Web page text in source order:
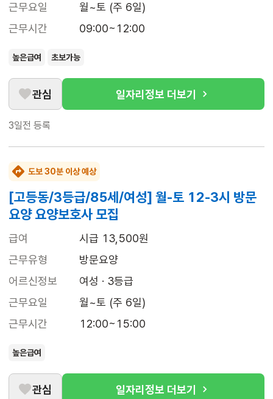
근무요일
월~토 (주 6일)
근무시간
09:00~12:00
높은급여 초보가능
관심 일자리정보 더보기
3일전 등록
도보 30분 이상 예상
[고등동/3등급/85세/여성] 월-토 12-3시 방문
요양 요양보호사 모집
급여
시급 13,500원
근무유형
방문요양
어르신정보
여성 · 3등급
근무요일
월~토 (주 6일)
근무시간
12:00~15:00
높은급여
관심 일자리정보 더보기